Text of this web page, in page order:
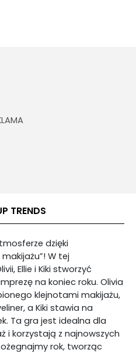
TRENDS
dzięki
W tej
Ellie i Kiki stworzyć
na koniec roku. Olivia
klejnotami makijażu,
a Kiki stawia na
Ta gra jest idealna dla
i korzystają z najnowszych
rok, tworząc